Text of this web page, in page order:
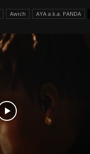
Awich AYA a.k.a. PANDA